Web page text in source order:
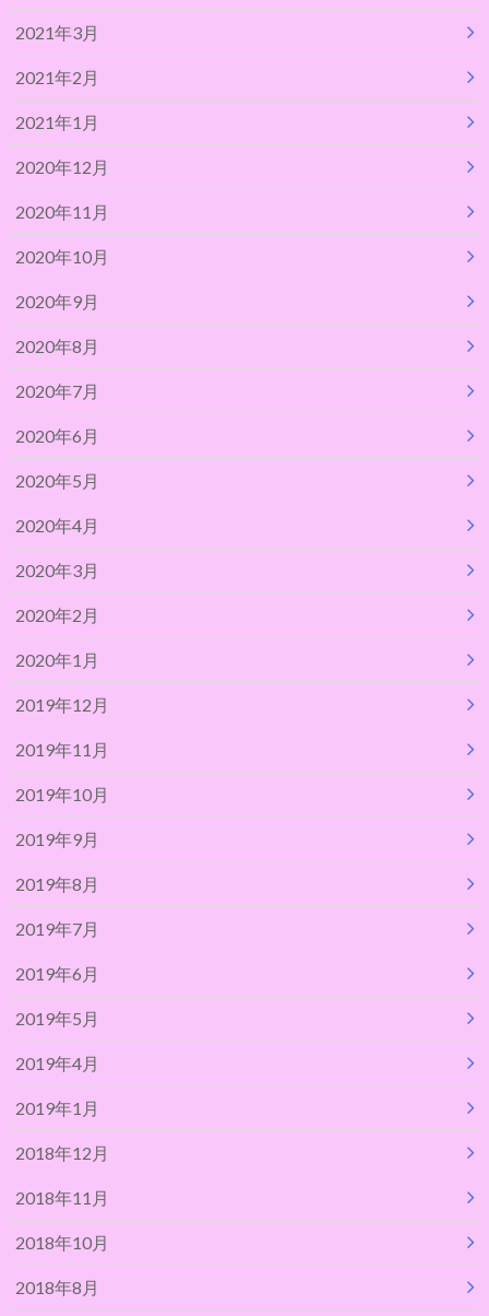
2021年3月
2021年2月
2021年1月
2020年12月
2020年11月
2020年10月
2020年9月
2020年8月
2020年7月
2020年6月
2020年5月
2020年4月
2020年3月
2020年2月
2020年1月
2019年12月
2019年11月
2019年10月
2019年9月
2019年8月
2019年7月
2019年6月
2019年5月
2019年4月
2019年1月
2018年12月
2018年11月
2018年10月
2018年8月